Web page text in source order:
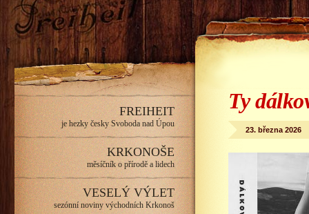
FREIHEIT
je hezky česky Svoboda nad Úpou
KRKONOŠE
měsíčník o přírodě a lidech
VESELÝ VÝLET
sezónní noviny východních Krkonoš
Ty
23. března 2026